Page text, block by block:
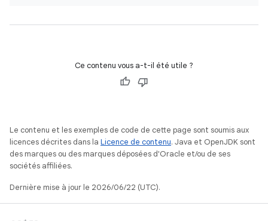
Ce contenu vous a-t-il été utile ?
Le contenu et les exemples de code de cette page sont soumis aux
licences décrites dans la Licence de contenu. Java et OpenJDK sont
des marques ou des marques déposées d'Oracle et/ou de ses
sociétés affiliées.
Dernière mise à jour le 2026/06/22 (UTC).